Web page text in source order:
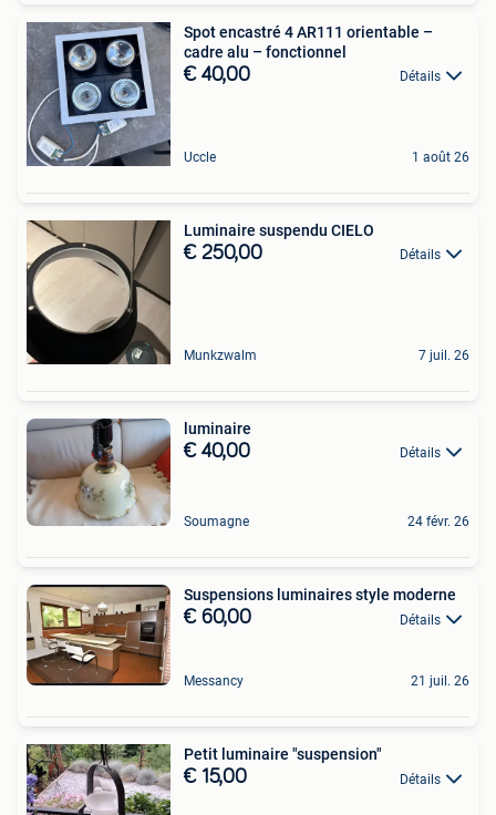
Spot encastré 4 AR111 orientable –
cadre alu – fonctionnel
€ 40,00 Détails
Uccle 1 août 26
Luminaire suspendu CIELO
€ 250,00 Détails
Munkzwalm 7 juil. 26
luminaire
€ 40,00 Détails
Soumagne 24 févr. 26
Suspensions luminaires style moderne
€ 60,00 Détails
Messancy 21 juil. 26
Petit luminaire "suspension"
€ 15,00 Détails